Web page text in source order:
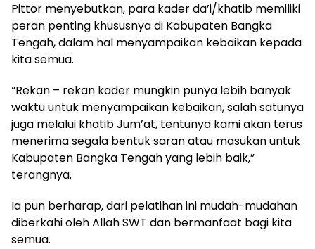
Pittor menyebutkan, para kader da’i/khatib memiliki
peran penting khususnya di Kabupaten Bangka
Tengah, dalam hal menyampaikan kebaikan kepada
kita semua.
“Rekan – rekan kader mungkin punya lebih banyak
waktu untuk menyampaikan kebaikan, salah satunya
juga melalui khatib Jum’at, tentunya kami akan terus
menerima segala bentuk saran atau masukan untuk
Kabupaten Bangka Tengah yang lebih baik,”
terangnya.
Ia pun berharap, dari pelatihan ini mudah-mudahan
diberkahi oleh Allah SWT dan bermanfaat bagi kita
semua.